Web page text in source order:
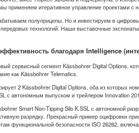
применяем итеративное управление проектами
полуприцепы. Но и инвестируем в
технологий. Наши выставочные
благодаря Intelligence
сервисный сегмент Kässbohrer Digital Options,
как Kässbohrer Telematics.
2 Kässbohrer Digital Options, оба из которых
с автономным выпуском и трейлером Innovation
Smart Non-Tipping Silo K.SSL с автономной
разрядку. Прекрасный пример оцифровки
функциональной безопасности ISO 26262,